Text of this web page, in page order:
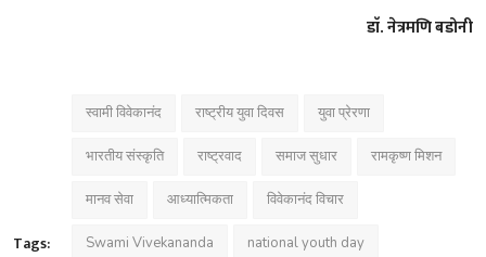
डाॅ. नेत्रमणि बडोनी
Tags:
स्वामी विवेकानंद राष्ट्रीय युवा दिवस युवा प्रेरणा
भारतीय संस्कृति राष्ट्रवाद समाज सुधार रामकृष्ण मिशन
मानव सेवा आध्यात्मिकता विवेकानंद विचार
Swami Vivekananda national youth day